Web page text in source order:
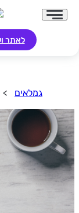
לאתר
גמלאים